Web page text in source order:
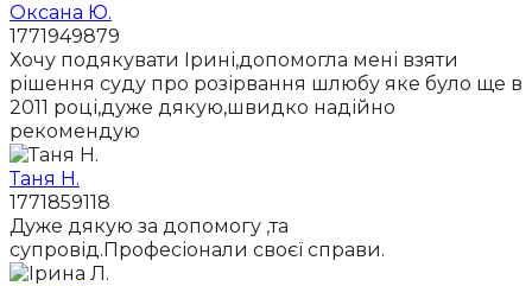
Оксана Ю.
1771949879
Хочу подякувати Ірині,допомогла мені взяти
рішення суду про розірвання шлюбу яке було ще в
2011 році,дуже дякую,швидко надійно
рекомендую
Таня Н.
1771859118
Дуже дякую за допомогу ,та
супровід.Професіонали своєї справи.